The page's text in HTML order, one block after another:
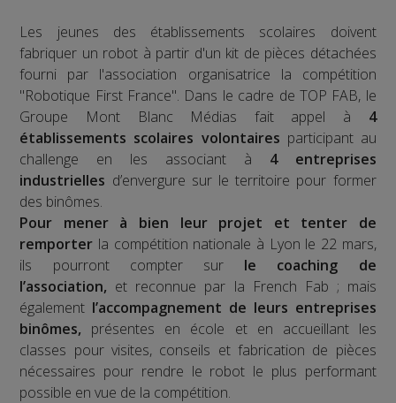
Les jeunes des établissements scolaires doivent
fabriquer un robot à partir d'un kit de pièces détachées
fourni par l'association organisatrice la compétition
"Robotique First France". Dans le cadre de TOP FAB, le
Groupe Mont Blanc Médias fait appel à 4
établissements scolaires volontaires participant au
challenge en les associant à 4 entreprises
industrielles d’envergure sur le territoire pour former
des binômes.
Pour mener à bien leur projet et tenter de
remporter la compétition nationale à Lyon le 22 mars,
ils pourront compter sur le coaching de
l’association, et reconnue par la French Fab ; mais
également l’accompagnement de leurs entreprises
binômes, présentes en école et en accueillant les
classes pour visites, conseils et fabrication de pièces
nécessaires pour rendre le robot le plus performant
possible en vue de la compétition.